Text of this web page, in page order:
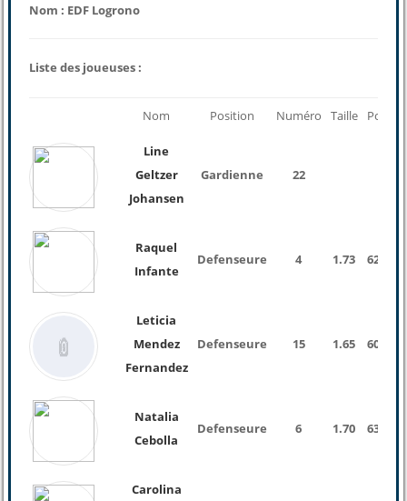
Nom : EDF Logrono
Liste des joueuses :
Nom Position Numéro Taille Poids
Line
Geltzer
Johansen
Gardienne 22
Raquel
Infante
Defenseure 4 1.73 62 Kg
Leticia
Mendez
Fernandez
Defenseure 15 1.65 60 Kg
Natalia
Cebolla
Defenseure 6 1.70 63 Kg
Carolina